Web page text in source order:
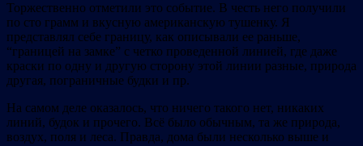
Торжественно отметили это событие. В честь него получили
по сто грамм и вкусную американскую тушенку. Я
представлял себе границу, как описывали ее раньше,
“границей на замке” с четко проведенной линией, где даже
краски по одну и другую сторону этой линии разные, природа
другая, пограничные будки и пр.
На самом деле оказалось, что ничего такого нет, никаких
линий, будок и прочего. Всё было обычным, та же природа,
воздух, поля и леса. Правда, дома были несколько выше и